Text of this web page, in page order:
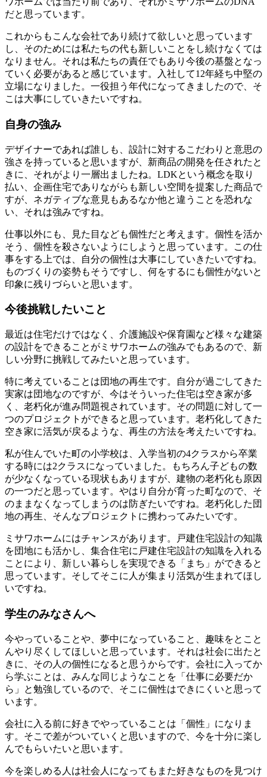
だと思っています。
これからもこんな会社であり続けて欲しいと思っています
し、そのためには私たちの代も新しいことをし続けなくては
なりません。それは私たちの責任でもあり今後の基盤となっ
ていく必要があると感じています。入社して12年経ち中堅の
立場になりました。一役担う年代になってきましたので、そ
こは大事にしていきたいですね。
自身の強み
デザイナーであれば誰しも、設計に対するこだわりと意思の
強さを持っていると思いますが、新商品の開発を任されたと
きに、それがより一層出ましたね。LDKという概念を取り
払い、企画住宅でありながらも新しい空間を提案した商品で
すが、ネガティブな意見もあるなか他と違うことを恐れな
い、それは強みですね。
仕事以外にも、見た目なども個性だと考えます。個性を活か
そう、個性を殺さないようにしようと思っています。この仕
事をする上では、自分の個性は大事にしていきたいですね。
ものづくりの姿勢もそうですし、何をするにも個性がないと
印象に残りづらいと思います。
今後挑戦したいこと
最近は住宅だけではなく、介護施設や保育園など様々な建築
の設計をできることがミサワホームの強みでもあるので、新
しい分野に挑戦してみたいと思っています。
特に考えていることは団地の再生です。自分が過ごしてきた
実家は団地なのですが、今はそういった住宅は空き家が多
く、老朽化が進み問題視されています。その問題に対して一
つのプロジェクトができると思っています。老朽化してきた
空き家に活気が戻るような、再生の方法を考えたいですね。
私が住んでいた町の小学校は、入学当初の4クラスから卒業
する時には2クラスになっていました。もちろん子どもの数
が少なくなっている現状もありますが、建物の老朽化も原因
の一つだと思っています。やはり自分が育った町なので、そ
のままなくなってしまうのは防ぎたいですね。老朽化した団
地の再生、そんなプロジェクトに携わってみたいです。
ミサワホームにはチャンスがあります。戸建住宅設計の知識
を団地にも活かし、集合住宅に戸建住宅設計の知識を入れる
ことにより、新しい暮らしを実現できる「まち」ができると
思っています。そしてそこに人が集まり活気が生まれてほし
いですね。
学生のみなさんへ
今やっていることや、夢中になっていること、趣味をとこと
んやり尽くしてほしいと思っています。それは社会に出たと
きに、その人の個性になると思うからです。会社に入ってか
ら学ぶことは、みんな同じようなことを「仕事に必要だか
ら」と勉強しているので、そこに個性はできにくいと思って
います。
会社に入る前に好きでやっていることは「個性」になりま
す。そこで差がついていくと思いますので、今を十分に楽し
んでもらいたいと思います。
今を楽しめる人は社会人になってもまた好きなものを見つけ